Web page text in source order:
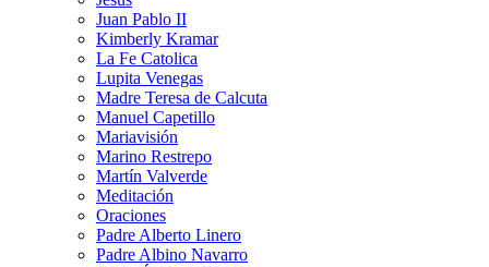
Juan Pablo II
Kimberly Kramar
La Fe Catolica
Lupita Venegas
Madre Teresa de Calcuta
Manuel Capetillo
Mariavisión
Marino Restrepo
Martín Valverde
Meditación
Oraciones
Padre Alberto Linero
Padre Albino Navarro